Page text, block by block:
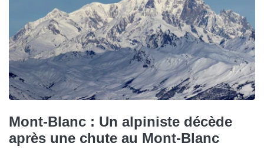
Mont-Blanc : Un alpiniste décède
après une chute au Mont-Blanc